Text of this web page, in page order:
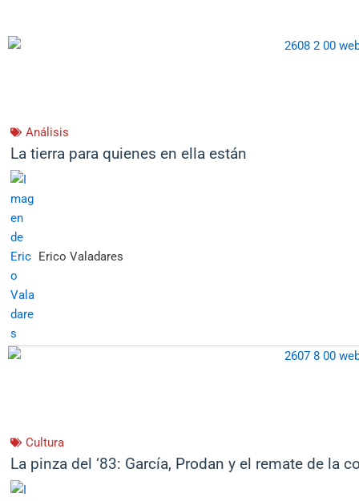
Análisis
La tierra para quienes en ella están
Erico Valadares
Cultura
La pinza del ‘83: García, Prodan y el remate de la